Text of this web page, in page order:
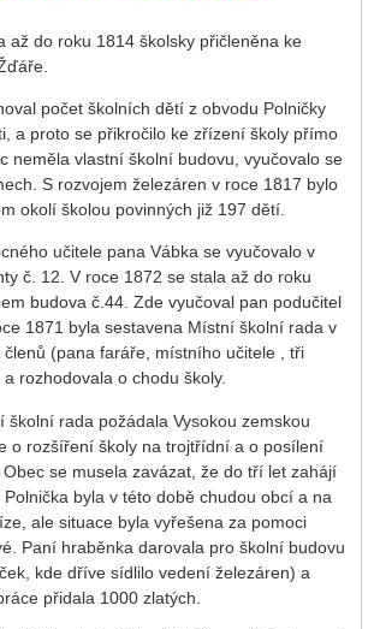
až do roku 1814 školsky přičleněna ke
počet školních dětí z obvodu Polničky
a proto se přikročilo ke zřízení školy přímo
neměla vlastní školní budovu, vyučovalo se
S rozvojem železáren v roce 1817 bylo
okolí školou povinných již 197 dětí.
učitele pana Vábka se vyučovalo v
č. 12. V roce 1872 se stala až do roku
budova č.44. Zde vyučoval pan podučitel
1871 byla sestavena Místní školní rada v
členů (pana faráře, místního učitele , tři
rozhodovala o chodu školy.
školní rada požádala Vysokou zemskou
o rozšíření školy na trojtřídní a o posílení
se musela zavázat, že do tří let zahájí
byla v této době chudou obcí a na
ale situace byla vyřešena za pomoci
Paní hraběnka darovala pro školní budovu
kde dříve sídlilo vedení železáren) a
přidala 1000 zlatých.